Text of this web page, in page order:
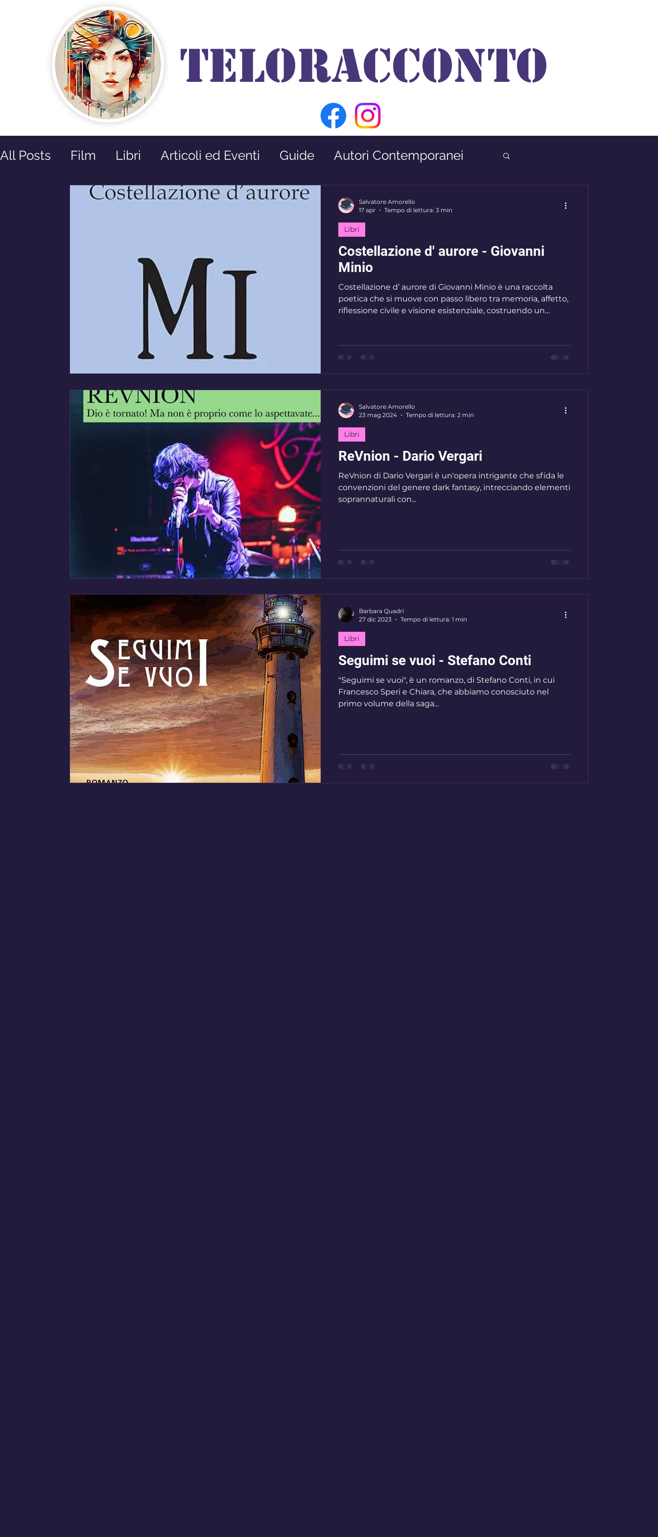
TELORACCONTO
All Posts Film Libri Articoli ed Eventi Guide Autori Contemporanei
Prossime Uscite Riflessioni Premio Nabokov Interviste
Costellazione d' aurore - Giovanni
Minio
Costellazione d’ aurore di Giovanni Minio è una raccolta
poetica che si muove con passo libero tra memoria, affetto,
riflessione civile e visione esistenziale, costruendo un
lettore con sincerità, ritmo e presenza, come una voce che
vuole essere ascoltata più che interpretata. Fin dalle prime
Libri
Salvatore Amorello
17 apr
Tempo di lettura: 3 min
ReVnion - Dario Vergari
ReVnion di Dario Vergari è un'opera intrigante che sfida le
convenzioni del genere dark fantasy, intrecciando elementi
soprannaturali con...
Libri
Salvatore Amorello
23 mag 2024
Tempo di lettura: 2 min
Seguimi se vuoi - Stefano Conti
"Seguimi se vuoi", è un romanzo, di Stefano Conti, in cui
Francesco Speri e Chiara, che abbiamo conosciuto nel
primo volume della saga...
Libri
Barbara Quadri
27 dic 2023
Tempo di lettura: 1 min